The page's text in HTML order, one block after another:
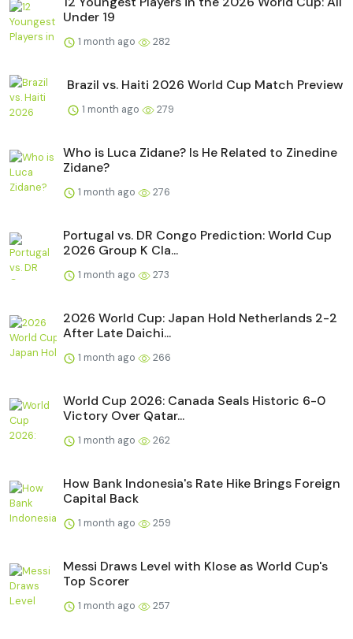
Under 19
1 month ago 282
Brazil vs. Haiti 2026 World Cup Match Preview
1 month ago 279
Who is Luca Zidane? Is He Related to Zinedine
Zidane?
1 month ago 276
Portugal vs. DR Congo Prediction: World Cup
2026 Group K Cla...
1 month ago 273
2026 World Cup: Japan Hold Netherlands 2-2
After Late Daichi...
1 month ago 266
World Cup 2026: Canada Seals Historic 6-0
Victory Over Qatar...
1 month ago 262
How Bank Indonesia's Rate Hike Brings Foreign
Capital Back
1 month ago 259
Messi Draws Level with Klose as World Cup's
Top Scorer
1 month ago 257